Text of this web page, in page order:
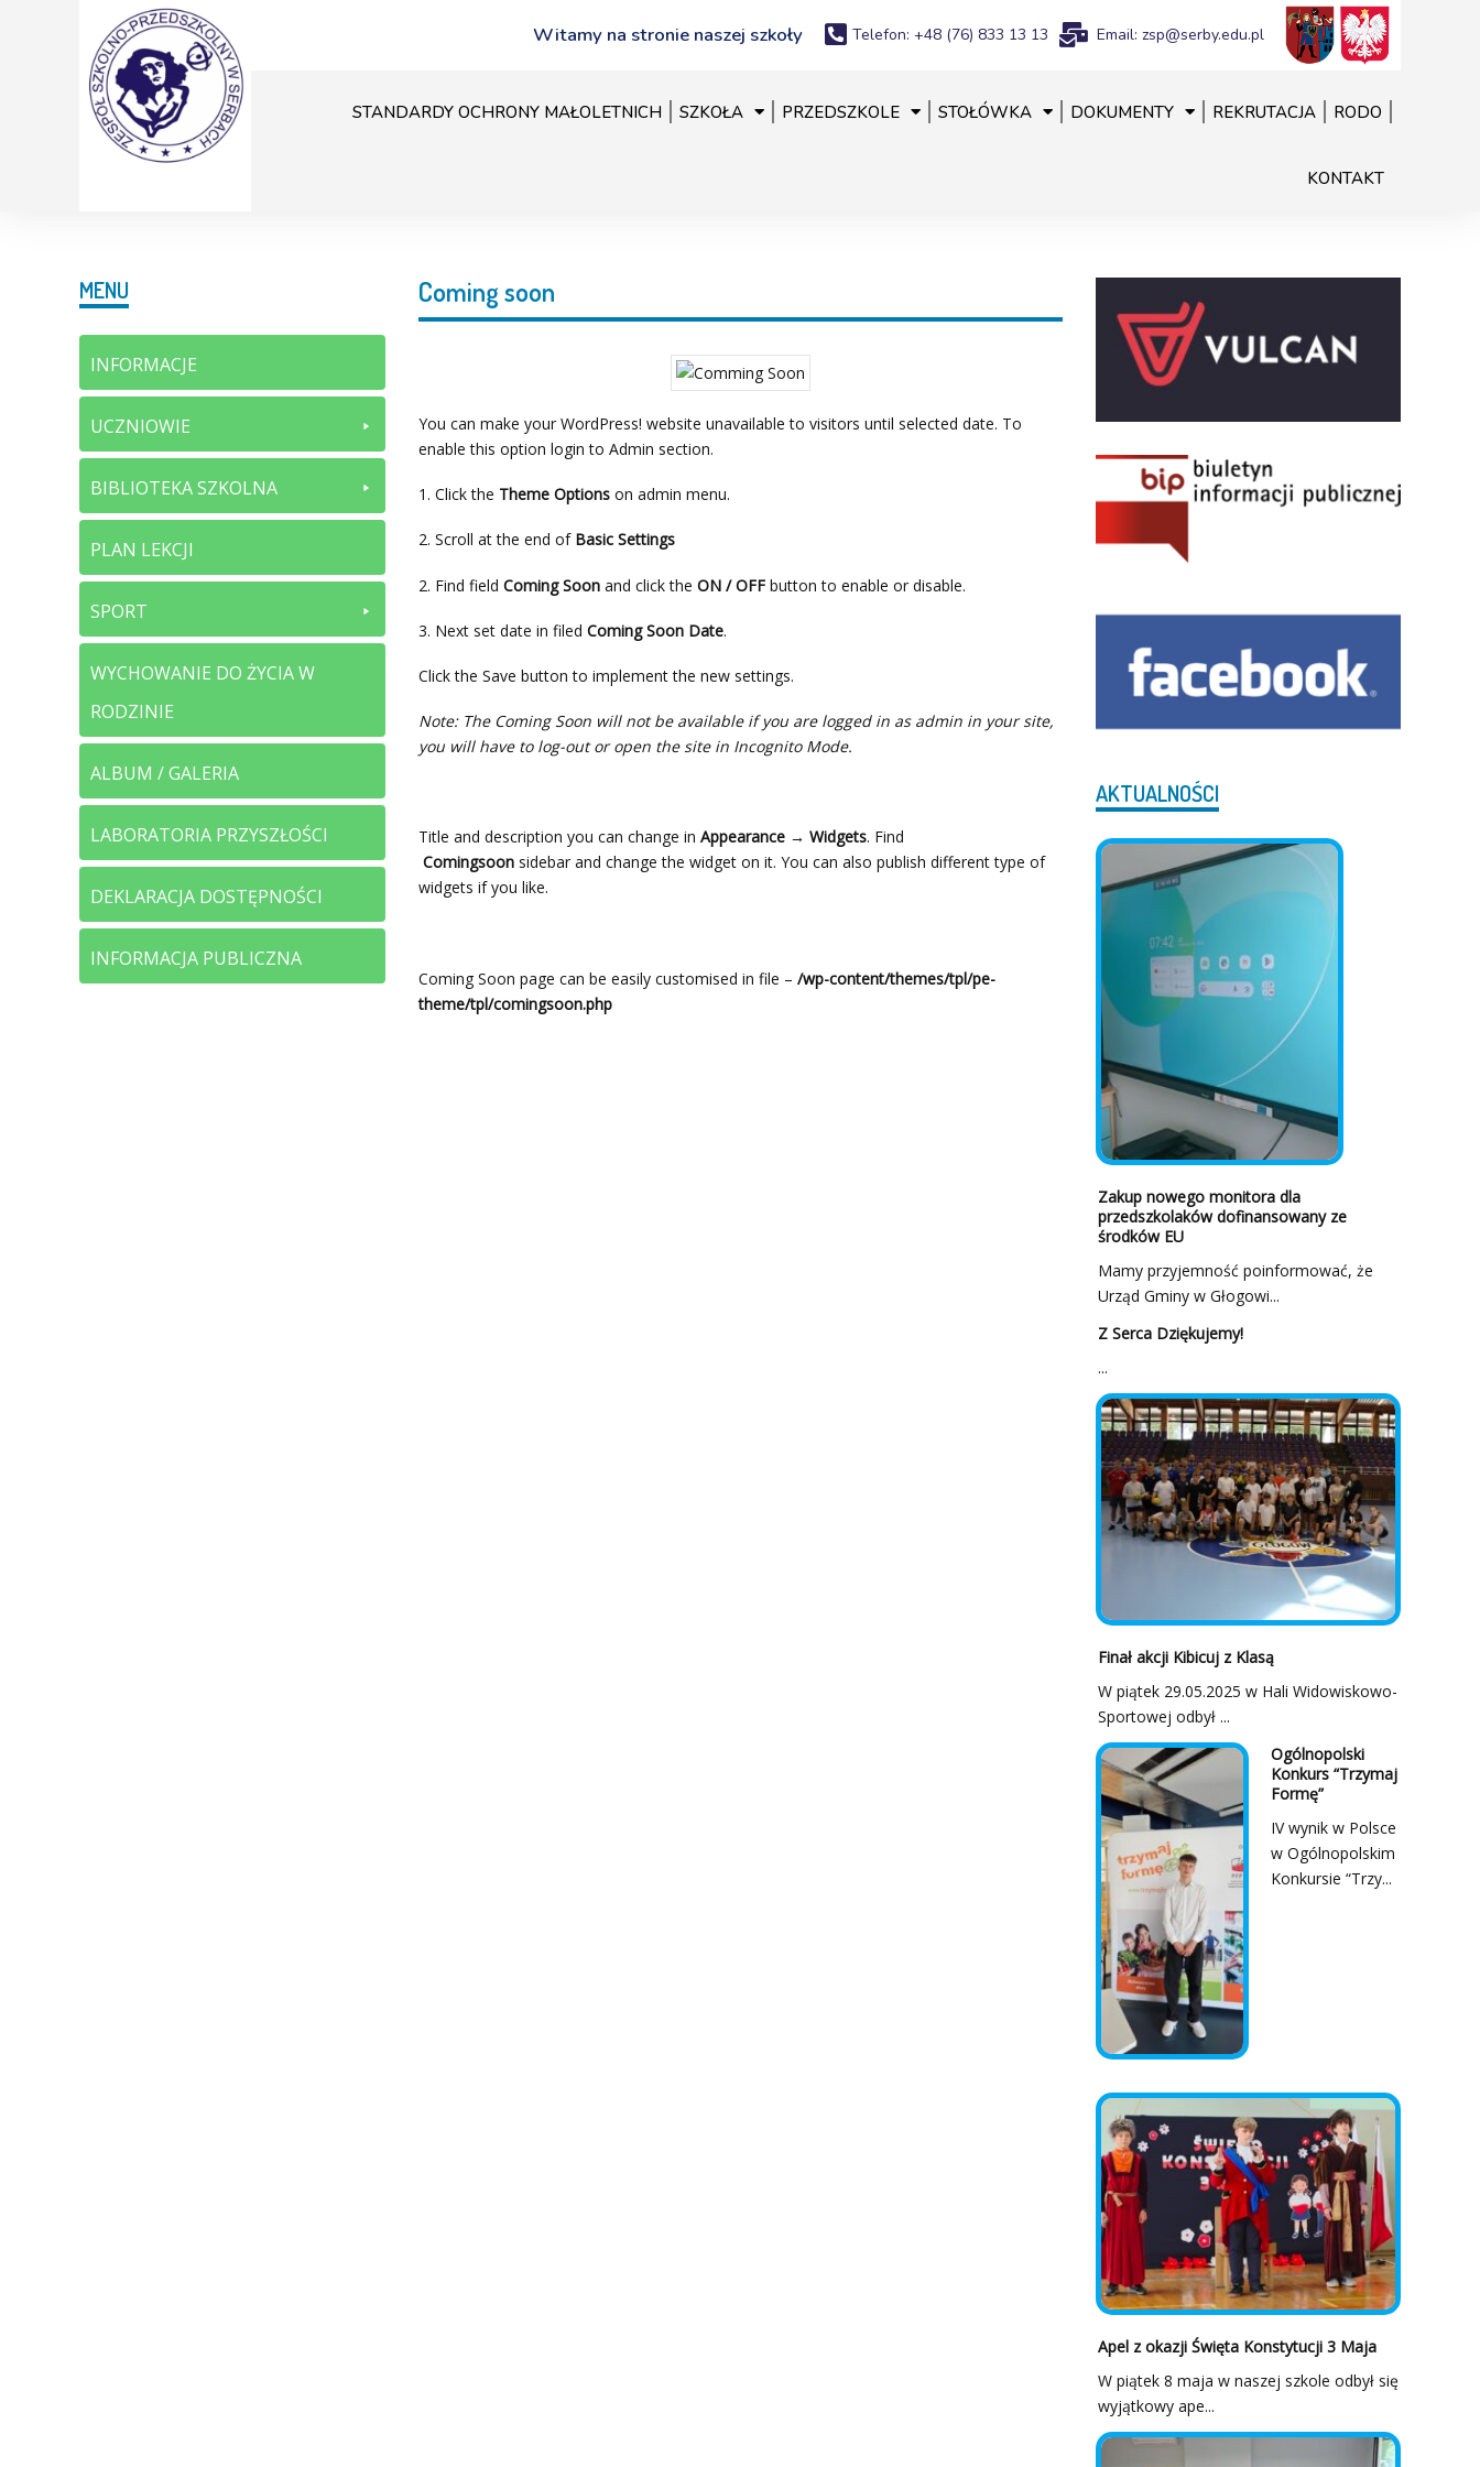
Witamy na stronie naszej szkoły Telefon: +48 (76) 833 13 13 Email: zsp@serby.edu.pl
STANDARDY OCHRONY MAŁOLETNICH SZKOŁA PRZEDSZKOLE STOŁÓWKA DOKUMENTY REKRUTACJA RODO
KONTAKT
Coming soon
You can make your WordPress! website unavailable to visitors until selected date. To
enable this option login to Admin section.
1. Click the Theme Options on admin menu.
2. Scroll at the end of Basic Settings
2. Find field Coming Soonand click the ON / OFFbutton to enable or disable.
3. Next set date in filed Coming Soon Date.
Click the Save button to implement the new settings.
Note: The Coming Soon will not be available if you are logged in as admin in your site,
you will have to log-out or open the site in Incognito Mode.
Title and description you can change in Appearance → Widgets. Find
Comingsoonsidebar and change the widget on it. You can also publish different type of
widgets if you like.
Coming Soon page can be easily customised in file – /wp-content/themes/tpl/pe-
theme/tpl/comingsoon.php
MENU
INFORMACJE
UCZNIOWIE
BIBLIOTEKA SZKOLNA
PLAN LEKCJI
SPORT
WYCHOWANIE DO ŻYCIA W
RODZINIE
ALBUM / GALERIA
LABORATORIA PRZYSZŁOŚCI
DEKLARACJA DOSTĘPNOŚCI
INFORMACJA PUBLICZNA
AKTUALNOŚCI
Zakup nowego monitora dla
przedszkolaków dofinansowany ze
środków EU
Mamy przyjemność poinformować, że
Urząd Gminy w Głogowi...
Z Serca Dziękujemy!
...
Finał akcji Kibicuj z Klasą
W piątek 29.05.2025 w Hali Widowiskowo-
Sportowej odbył ...
Ogólnopolski
Konkurs “Trzymaj
Formę”
IV wynik w Polsce
w Ogólnopolskim
Konkursie “Trzy...
Apel z okazji Święta Konstytucji 3 Maja
W piątek 8 maja w naszej szkole odbył się
wyjątkowy ape...